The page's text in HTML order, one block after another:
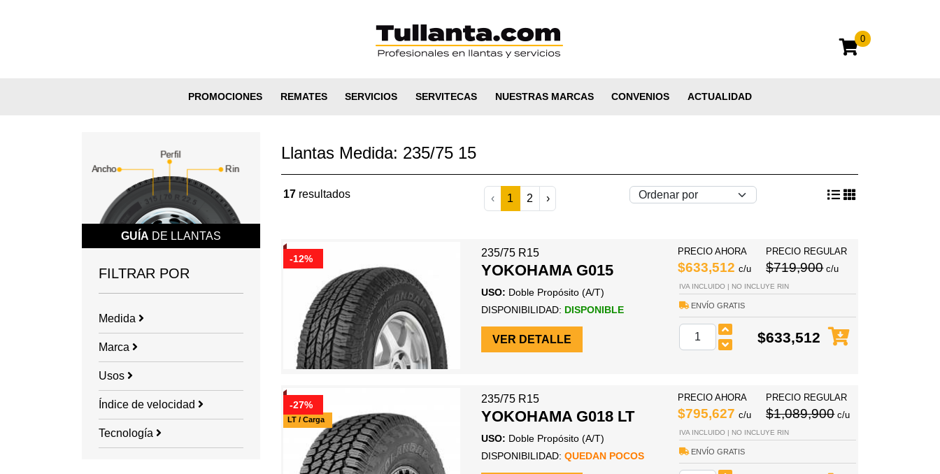
0
PROMOCIONES REMATES SERVICIOS SERVITECAS NUESTRAS MARCAS CONVENIOS ACTUALIDAD
GUÍA DE LLANTAS
FILTRAR POR
Medida
Marca
Usos
Índice de velocidad
Tecnología
Llantas Medida: 235/75 15
17 resultados ‹ 1 2 ›
-12%
235/75 R15
YOKOHAMA G015
USO: Doble Propósito (A/T)
DISPONIBILIDAD: DISPONIBLE
VER DETALLE
PRECIO AHORA
$633,512 c/u
PRECIO REGULAR
$719,900c/u
IVA INCLUIDO | NO INCLUYE RIN
ENVÍO GRATIS
$633,512
LT / Carga
-27%
235/75 R15
YOKOHAMA G018 LT
USO: Doble Propósito (A/T)
DISPONIBILIDAD: QUEDAN POCOS
PRECIO AHORA
$795,627 c/u
PRECIO REGULAR
$1,089,900c/u
IVA INCLUIDO | NO INCLUYE RIN
ENVÍO GRATIS